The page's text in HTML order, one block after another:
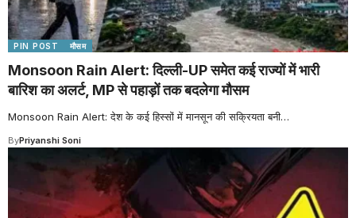
PIN POST मौसम
Monsoon Rain Alert: दिल्ली-UP समेत कई राज्यों में भारी
बारिश का अलर्ट, MP से पहाड़ों तक बदलेगा मौसम
Monsoon Rain Alert: देश के कई हिस्सों में मानसून की सक्रियता बनी…
ByPriyanshi Soni